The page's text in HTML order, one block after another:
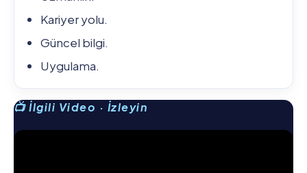
Kariyer yolu.
Güncel bilgi.
Uygulama.
📺 İlgili Video · İzleyin